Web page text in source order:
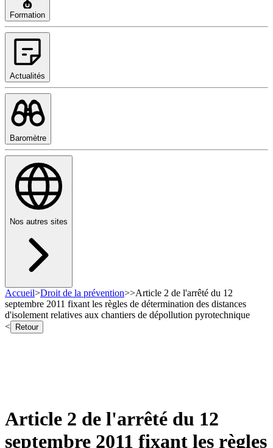
Formation
Actualités
Baromètre
Nos autres sites
Accueil>Droit de la prévention>>Article 2 de l'arrêté du 12
septembre 2011 fixant les règles de détermination des distances
d'isolement relatives aux chantiers de dépollution pyrotechnique
<
Retour
Article 2 de l'arrêté du 12
septembre 2011 fixant les règles